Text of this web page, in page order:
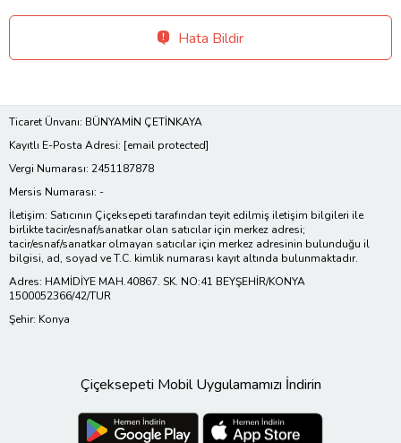
Hata Bildir
Ticaret Ünvanı: BÜNYAMİN ÇETİNKAYA
Kayıtlı E-Posta Adresi: [email protected]
Vergi Numarası: 2451187878
Mersis Numarası: -
İletişim: Satıcının Çiçeksepeti tarafından teyit edilmiş iletişim bilgileri ile
birlikte tacir/esnaf/sanatkar olan satıcılar için merkez adresi;
tacir/esnaf/sanatkar olmayan satıcılar için merkez adresinin bulunduğu il
bilgisi, ad, soyad ve T.C. kimlik numarası kayıt altında bulunmaktadır.
Adres: HAMİDİYE MAH.40867. SK. NO:41 BEYŞEHİR/KONYA
1500052366/42/TUR
Şehir: Konya
Çiçeksepeti Mobil Uygulamamızı İndirin